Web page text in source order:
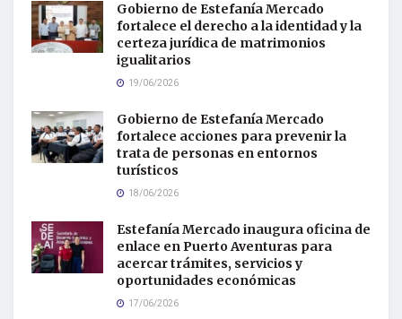
Gobierno de Estefanía Mercado
fortalece el derecho a la identidad y la
certeza jurídica de matrimonios
igualitarios
19/06/2026
Gobierno de Estefanía Mercado
fortalece acciones para prevenir la
trata de personas en entornos
turísticos
18/06/2026
Estefanía Mercado inaugura oficina de
enlace en Puerto Aventuras para
acercar trámites, servicios y
oportunidades económicas
17/06/2026